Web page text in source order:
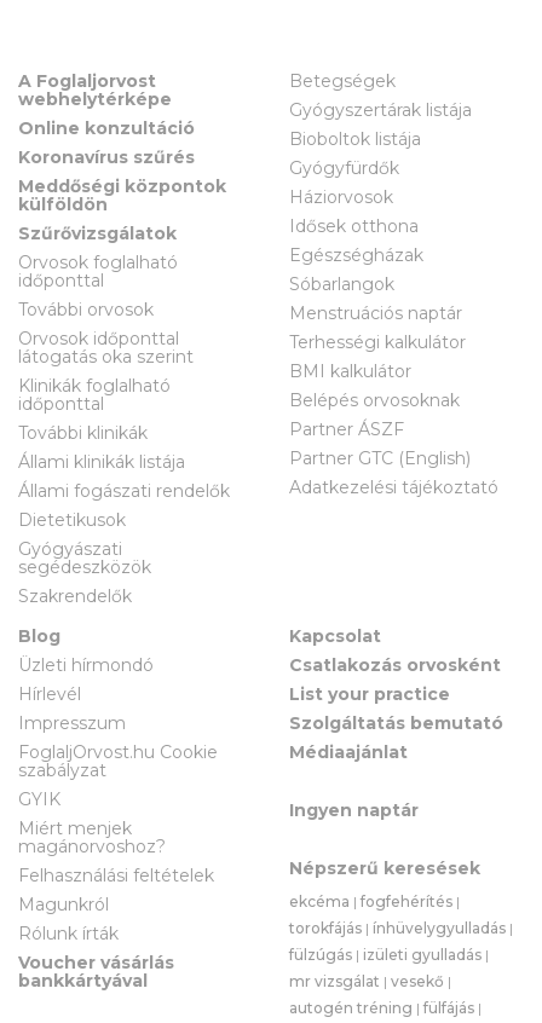
A Foglaljorvost
webhelytérképe
Online konzultáció
Koronavírus szűrés
Meddőségi központok
külföldön
Szűrővizsgálatok
Orvosok foglalható
időponttal
További orvosok
Orvosok időponttal
látogatás oka szerint
Klinikák foglalható
időponttal
További klinikák
Állami klinikák listája
Állami fogászati rendelők
Dietetikusok
Gyógyászati
segédeszközök
Szakrendelők
Betegségek
Gyógyszertárak listája
Bioboltok listája
Gyógyfürdők
Háziorvosok
Idősek otthona
Egészségházak
Sóbarlangok
Menstruációs naptár
Terhességi kalkulátor
BMI kalkulátor
Belépés orvosoknak
Partner ÁSZF
Partner GTC (English)
Adatkezelési tájékoztató
Blog
Üzleti hírmondó
Hírlevél
Impresszum
FoglaljOrvost.hu Cookie
szabályzat
GYIK
Miért menjek
magánorvoshoz?
Felhasználási feltételek
Magunkról
Rólunk írták
Voucher vásárlás
bankkártyával
Kapcsolat
Csatlakozás orvosként
List your practice
Szolgáltatás bemutató
Médiaajánlat
Ingyen naptár
Népszerű keresések
ekcéma |fogfehérítés |
torokfájás | ínhüvelygyulladás |
fülzúgás | izületi gyulladás |
mr vizsgálat | vesekő |
autogén tréning |fülfájás |